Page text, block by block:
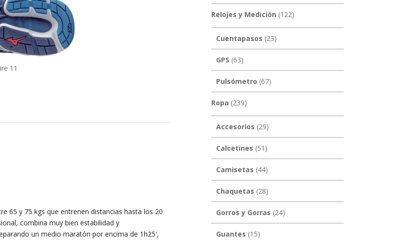
11
65 y 75 kgs que entrenen distancias hasta los 20
combina muy bien estabilidad y
un medio maratón por encima de 1h25′,
Relojes y Medición (122)
Cuentapasos (23)
GPS (63)
Pulsómetro (67)
Ropa (239)
Accesorios (29)
Calcetines (51)
Camisetas (44)
Chaquetas (28)
Gorros y Gorras (24)
Guantes (15)